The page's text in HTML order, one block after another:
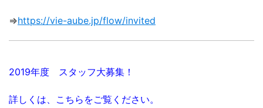
⇒https://vie-aube.jp/flow/invited
2019年度 スタッフ大募集！
詳しくは、こちらをご覧ください。